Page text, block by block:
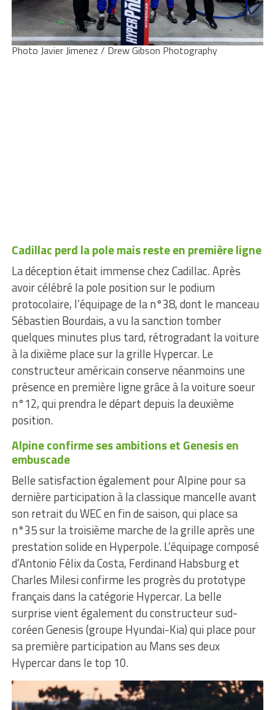
Photo Javier Jimenez / Drew Gibson Photography
Cadillac perd la pole mais reste en première ligne
La déception était immense chez Cadillac. Après
avoir célébré la pole position sur le podium
protocolaire, l’équipage de la n°38, dont le manceau
Sébastien Bourdais, a vu la sanction tomber
quelques minutes plus tard, rétrogradant la voiture
à la dixième place sur la grille Hypercar. Le
constructeur américain conserve néanmoins une
présence en première ligne grâce à la voiture soeur
n°12, qui prendra le départ depuis la deuxième
position.
Alpine confirme ses ambitions et Genesis en
embuscade
Belle satisfaction également pour Alpine pour sa
dernière participation à la classique mancelle avant
son retrait du WEC en fin de saison, qui place sa
n°35 sur la troisième marche de la grille après une
prestation solide en Hyperpole. L’équipage composé
d’Antonio Félix da Costa, Ferdinand Habsburg et
Charles Milesi confirme les progrès du prototype
français dans la catégorie Hypercar. La belle
surprise vient également du constructeur sud-
coréen Genesis (groupe Hyundai-Kia) qui place pour
sa première participation au Mans ses deux
Hypercar dans le top 10.